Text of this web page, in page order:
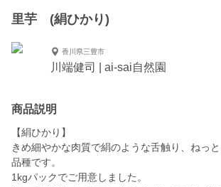
里芋 (絹ひかり)
香川県三豊市
川端健司 | ai-sai自然園
商品説明
【絹ひかり】
きめ細やかな肉質で絹のような舌触り、ねっ
品種です。
1kgパックでご用意しました。